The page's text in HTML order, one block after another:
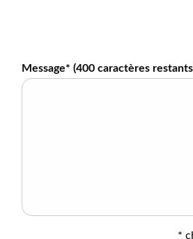
Message* (400 caractères
*